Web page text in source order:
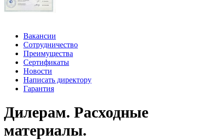
Вакансии
Сотрудничество
Преимущества
Сертификаты
Новости
Написать директору
Гарантия
Дилерам. Расходные
материалы.